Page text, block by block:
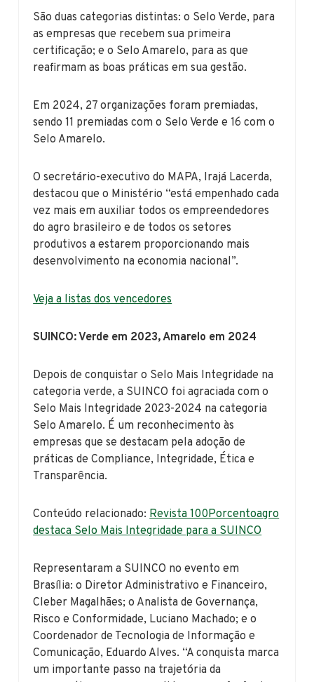
São duas categorias distintas: o Selo Verde, para
as empresas que recebem sua primeira
certificação; e o Selo Amarelo, para as que
reafirmam as boas práticas em sua gestão.
Em 2024, 27 organizações foram premiadas,
sendo 11 premiadas com o Selo Verde e 16 com o
Selo Amarelo.
O secretário-executivo do MAPA, Irajá Lacerda,
destacou que o Ministério “está empenhado cada
vez mais em auxiliar todos os empreendedores
do agro brasileiro e de todos os setores
produtivos a estarem proporcionando mais
desenvolvimento na economia nacional”.
Veja a listas dos vencedores
SUINCO: Verde em 2023, Amarelo em 2024
Depois de conquistar o Selo Mais Integridade na
categoria verde, a SUINCO foi agraciada com o
Selo Mais Integridade 2023-2024 na categoria
Selo Amarelo. É um reconhecimento às
empresas que se destacam pela adoção de
práticas de Compliance, Integridade, Ética e
Transparência.
Conteúdo relacionado: Revista 100Porcentoagro
destaca Selo Mais Integridade para a SUINCO
Representaram a SUINCO no evento em
Brasília: o Diretor Administrativo e Financeiro,
Cleber Magalhães; o Analista de Governança,
Risco e Conformidade, Luciano Machado; e o
Coordenador de Tecnologia de Informação e
Comunicação, Eduardo Alves. “A conquista marca
um importante passo na trajetória da